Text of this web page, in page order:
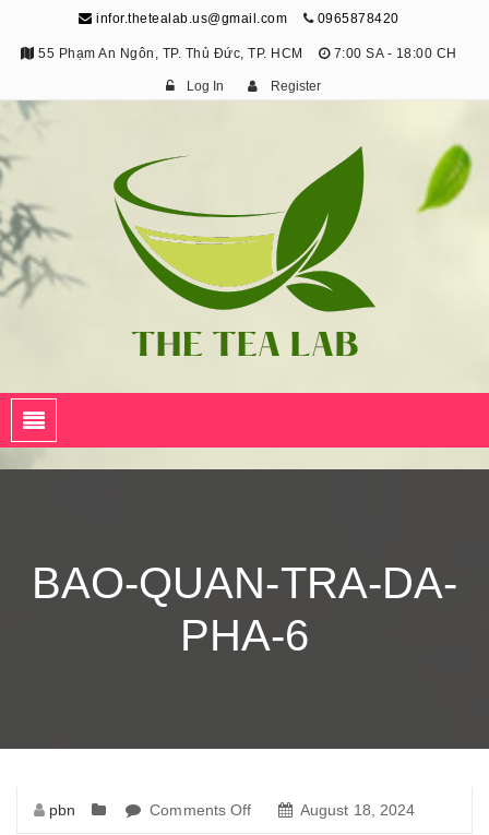
infor.thetealab.us@gmail.com 0965878420
55 Phạm An Ngôn, TP. Thủ Đức, TP. HCM 7:00 SA - 18:00 CH
Log In Register
BAO-QUAN-TRA-DA-
PHA-6
pbn Comments Off August 18, 2024